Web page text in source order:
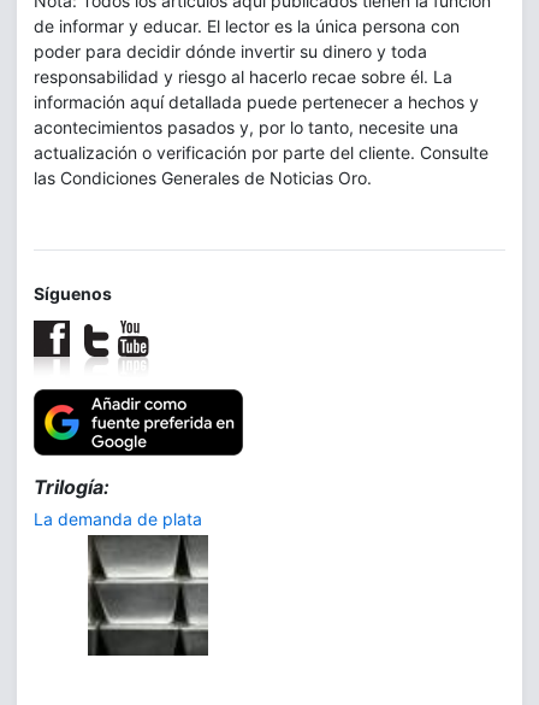
de informar y educar. El lector es la única persona con
poder para decidir dónde invertir su dinero y toda
responsabilidad y riesgo al hacerlo recae sobre él. La
información aquí detallada puede pertenecer a hechos y
acontecimientos pasados y, por lo tanto, necesite una
actualización o verificación por parte del cliente. Consulte
las Condiciones Generales de Noticias Oro.
Síguenos
Trilogía:
La demanda de plata